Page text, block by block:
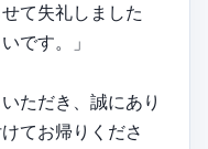
て失礼しました
です。」
ただき、誠にあり
てお帰りくださ